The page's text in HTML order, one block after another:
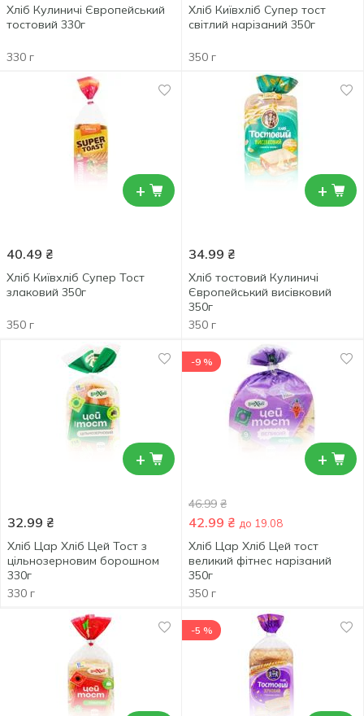
Хліб Кулиничі Європейський
тостовий 330г
330 г
Хліб Київхліб Супер тост
світлий нарізаний 350г
350 г
+
40.49 ₴
Хліб Київхліб Супер Тост
злаковий 350г
350 г
+
34.99 ₴
Хліб тостовий Кулиничі
Європейський висівковий
350г
350 г
+
32.99 ₴
Хліб Цар Хліб Цей Тост з
цільнозерновим борошном
330г
330 г
+
-9 %
46.99 ₴
42.99 ₴ до 19.08
Хліб Цар Хліб Цей тост
великий фітнес нарізаний
350г
350 г
-5 %